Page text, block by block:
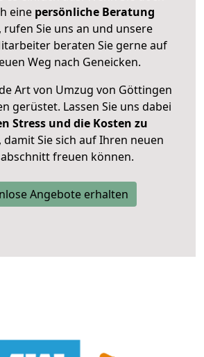
eine persönliche Beratung
rufen Sie uns an und unsere
beraten Sie gerne auf
Weg nach Geneicken.
Art von Umzug von Göttingen
gerüstet. Lassen Sie uns dabei
Stress und die Kosten zu
, damit Sie sich auf Ihren neuen
freuen können.
Angebote erhalten